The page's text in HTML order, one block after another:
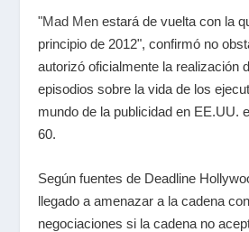
"Mad Men estará de vuelta con la
principio de 2012", confirmó no
autorizó oficialmente la realización
episodios sobre la vida de los
mundo de la publicidad en EE.UU.
60.
Según fuentes de Deadline
llegado a amenazar a la cadena
negociaciones si la cadena no